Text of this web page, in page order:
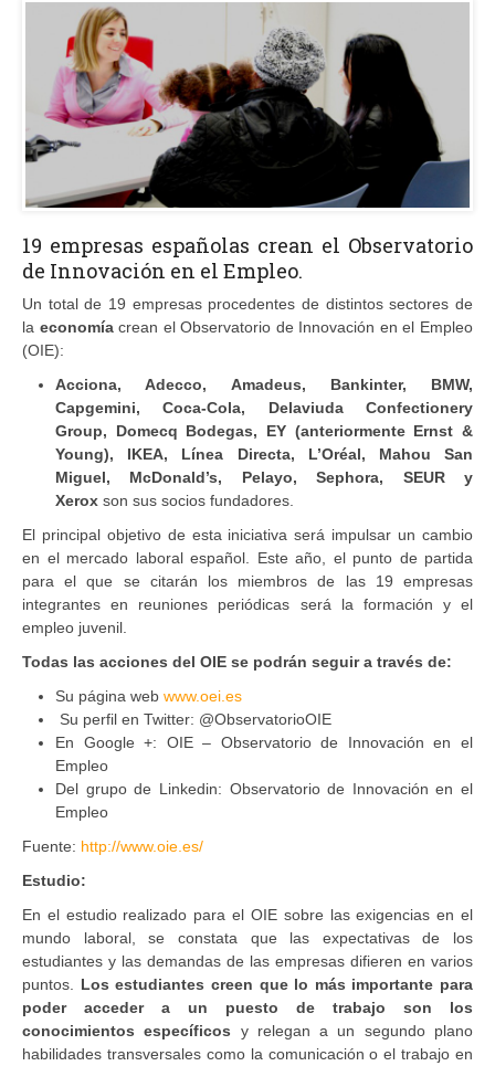
19 empresas españolas crean el Observatorio
de Innovación en el Empleo.
Un total de 19 empresas procedentes de distintos sectores de
la economíacrean el Observatorio de Innovación en el Empleo
(OIE):
Acciona, Adecco, Amadeus, Bankinter, BMW,
Capgemini, Coca-Cola, Delaviuda Confectionery
Group, Domecq Bodegas, EY (anteriormente Ernst &
Young), IKEA, Línea Directa, L’Oréal, Mahou San
Miguel, McDonald’s, Pelayo, Sephora, SEUR y
Xerox son sus socios fundadores.
El principal objetivo de esta iniciativa será impulsar un cambio
en el mercado laboral español. Este año, el punto de partida
para el que se citarán los miembros de las 19 empresas
integrantes en reuniones periódicas será la formación y el
empleo juvenil.
Todas las acciones del OIE se podrán seguir a través de:
Su página web www.oei.es
Su perfil en Twitter: @ObservatorioOIE
En Google +: OIE – Observatorio de Innovación en el
Empleo
Del grupo de Linkedin: Observatorio de Innovación en el
Empleo
Fuente: http://www.oie.es/
Estudio:
En el estudio realizado para el OIE sobre las exigencias en el
mundo laboral, se constata que las expectativas de los
estudiantes y las demandas de las empresas difieren en varios
puntos. Los estudiantes creen que lo más importante para
poder acceder a un puesto de trabajo son los
conocimientos específicos y relegan a un segundo plano
habilidades transversales como la comunicación o el trabajo en